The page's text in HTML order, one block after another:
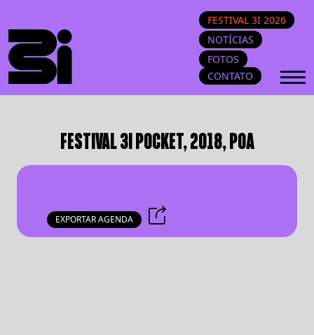
FESTIVAL 3I 2026
NOTÍCIAS
FOTOS
CONTATO
FESTIVAL 3I POCKET, 2018, POA